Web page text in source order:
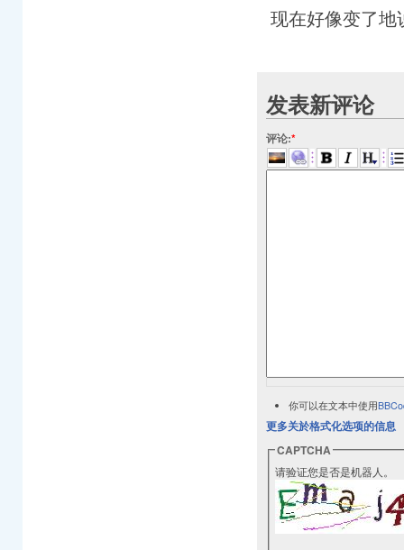
现在好像变了地
发表新评论
评论:*
你可以在文本中使用
更多关於格式化选项的信息
CAPTCHA
请验证您是否是机器人。